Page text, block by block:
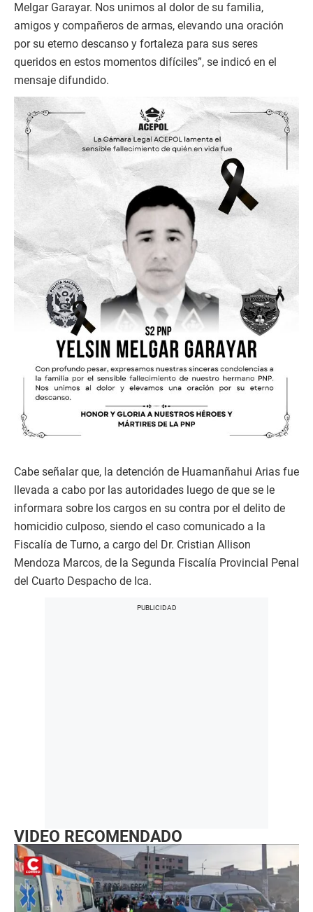
Melgar Garayar. Nos unimos al dolor de su familia,
amigos y compañeros de armas, elevando una oración
por su eterno descanso y fortaleza para sus seres
queridos en estos momentos difíciles”, se indicó en el
mensaje difundido.
Cabe señalar que, la detención de Huamanñahui Arias fue
llevada a cabo por las autoridades luego de que se le
informara sobre los cargos en su contra por el delito de
homicidio culposo, siendo el caso comunicado a la
Fiscalía de Turno, a cargo del Dr. Cristian Allison
Mendoza Marcos, de la Segunda Fiscalía Provincial Penal
del Cuarto Despacho de Ica.
VIDEO RECOMENDADO